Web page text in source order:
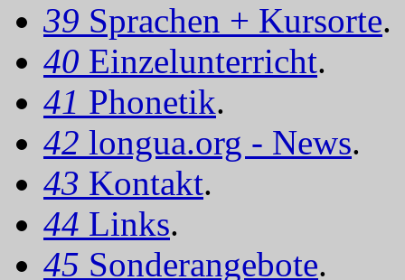
39 Sprachen + Kursorte.
40 Einzelunterricht.
41 Phonetik.
42 longua.org - News.
43 Kontakt.
44 Links.
45 Sonderangebote.